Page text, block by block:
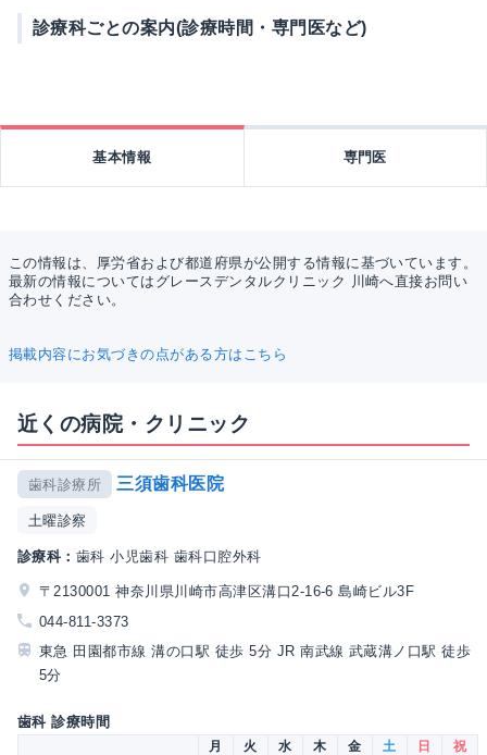
診療科ごとの案内(診療時間・専門医など)
基本情報 専門医
この情報は、厚労省および都道府県が公開する情報に基づいています。
最新の情報についてはグレースデンタルクリニック 川崎へ直接お問い
合わせください。
掲載内容にお気づきの点がある方はこちら
近くの病院・クリニック
歯科診療所 三須歯科医院
土曜診察
診療科： 歯科 小児歯科 歯科口腔外科
〒2130001 神奈川県川崎市高津区溝口2-16-6 島崎ビル3F
044-811-3373
東急 田園都市線 溝の口駅 徒歩 5分 JR 南武線 武蔵溝ノ口駅 徒歩
5分
歯科 診療時間
月 火 水 木 金 土 日
祝